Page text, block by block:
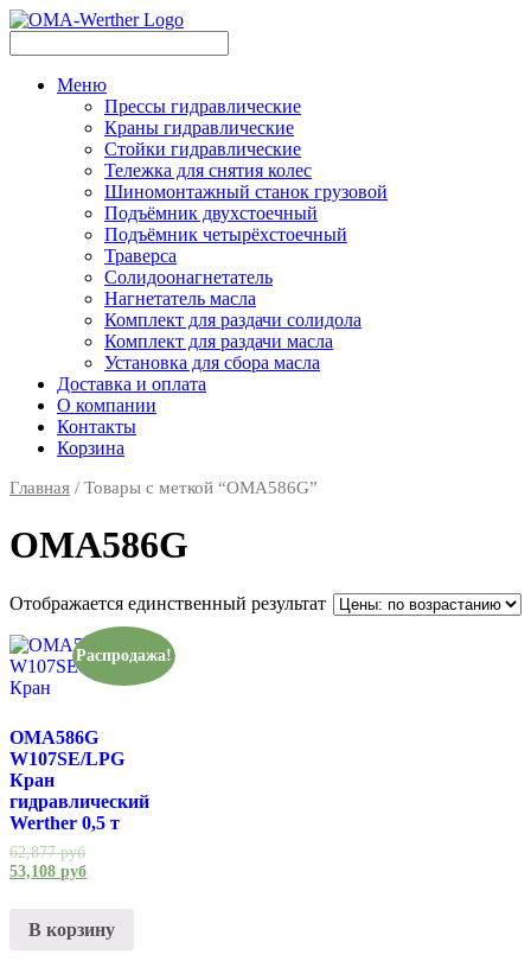
Меню
Прессы гидравлические
Краны гидравлические
Стойки гидравлические
Тележка для снятия колес
Шиномонтажный станок грузовой
Подъёмник двухстоечный
Подъёмник четырёхстоечный
Траверса
Солидоонагнетатель
Нагнетатель масла
Комплект для раздачи солидола
Комплект для раздачи масла
Установка для сбора масла
Доставка и оплата
О компании
Контакты
Корзина
Главная / Товары с меткой “OMA586G”
OMA586G
Отображается единственный результат
Распродажа!
OMA586G
W107SE/LPG
Кран
гидравлический
Werther 0,5 т
62,877руб
53,108 руб
В корзину